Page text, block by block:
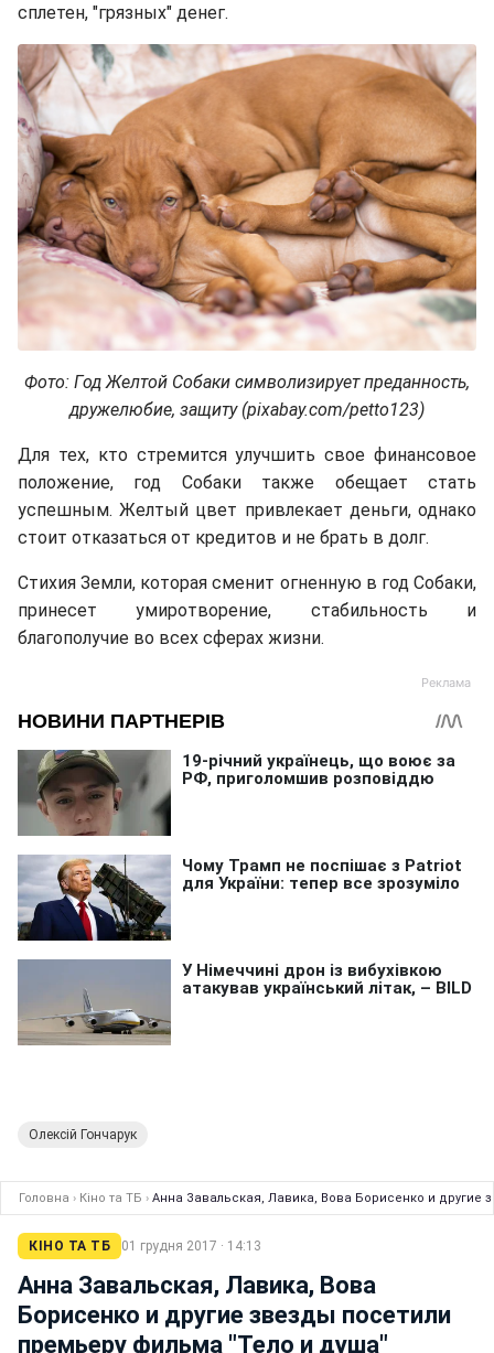
сплетен, "грязных" денег.
Фото: Год Желтой Собаки символизирует преданность,
дружелюбие, защиту (pixabay.com/petto123)
Для тех, кто стремится улучшить свое финансовое
положение, год Собаки также обещает стать
успешным. Желтый цвет привлекает деньги, однако
стоит отказаться от кредитов и не брать в долг.
Стихия Земли, которая сменит огненную в год Собаки,
принесет умиротворение, стабильность и
благополучие во всех сферах жизни.
Олексій Гончарук
Головна › Кіно та ТБ › Анна Завальская, Лавика, Вова Борисенко и другие
КІНО ТА ТБ 01 грудня 2017 · 14:13
Анна Завальская, Лавика, Вова
Борисенко и другие звезды посетили
премьеру фильма "Тело и душа"